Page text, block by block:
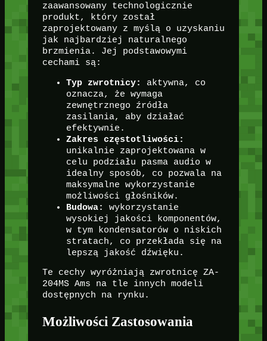
zaawansowany technologicznie
produkt, który został
zaprojektowany z myślą o uzyskaniu
jak najbardziej naturalnego
brzmienia. Jej podstawowymi
cechami są:
Typ zwrotnicy:
aktywna, co
oznacza, że wymaga
zewnętrznego źródła
zasilania, aby działać
efektywnie.
Zakres częstotliwości:
unikalnie zaprojektowana w
celu podziału pasma audio w
idealny sposób, co pozwala na
maksymalne wykorzystanie
możliwości głośników.
Budowa:
wykorzystanie
wysokiej jakości komponentów,
w tym kondensatorów o niskich
stratach, co przekłada się na
lepszą jakość dźwięku.
Te cechy wyróżniają zwrotnicę ZA-
204MS Ams na tle innych modeli
dostępnych na rynku.
Możliwości Zastosowania